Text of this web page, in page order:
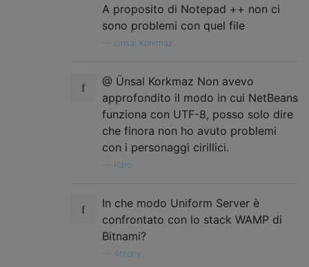
A proposito di Notepad ++ non ci
sono problemi con quel file
Ünsal Korkmaz,
@ Ünsal Korkmaz Non avevo
approfondito il modo in cui NetBeans
funziona con UTF-8, posso solo dire
che finora non ho avuto problemi
con i personaggi cirillici.
Raro
In che modo Uniform Server è
confrontato con lo stack WAMP di
Bitnami?
Antony,